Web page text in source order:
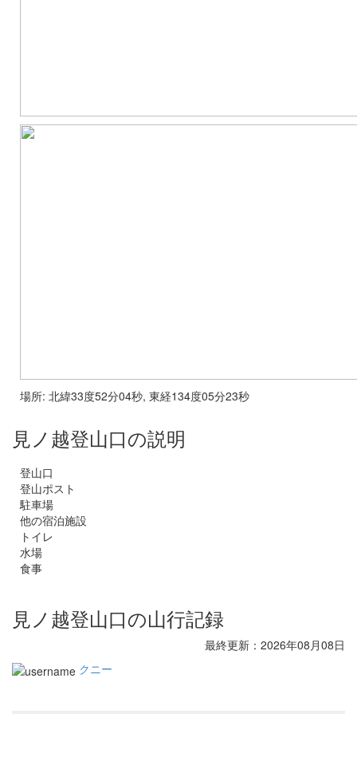
場所: 北緯33度52分04秒, 東経134度05分23秒
見ノ越登山口の説明
登山口
登山ポスト
駐車場
他の宿泊施設
トイレ
水場
食事
見ノ越登山口の山行記録
最終更新：2026年08月08日
クニー